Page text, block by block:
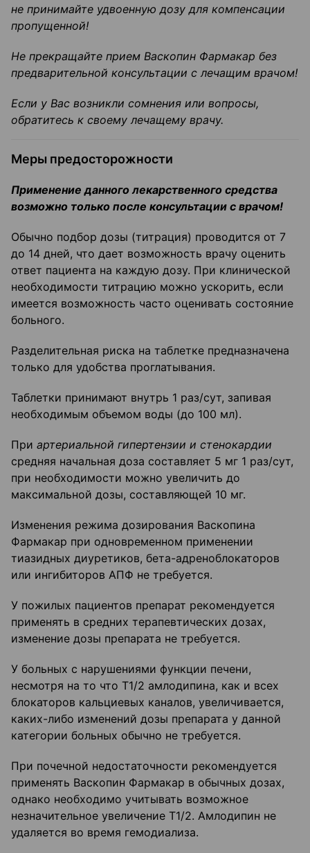
не принимайте удвоенную дозу для компенсации
пропущенной!
Не прекращайте прием Васкопин Фармакар без
предварительной консультации с лечащим врачом!
Если у Вас возникли сомнения или вопросы,
обратитесь к своему лечащему врачу.
Меры предосторожности
Применение данного лекарственного средства
возможно только после консультации с врачом!
Обычно подбор дозы (титрация) проводится от 7
до 14 дней, что дает возможность врачу оценить
ответ пациента на каждую дозу. При клинической
необходимости титрацию можно ускорить, если
имеется возможность часто оценивать состояние
больного.
Разделительная риска на таблетке предназначена
только для удобства проглатывания.
Таблетки принимают внутрь 1 раз/сут, запивая
необходимым объемом воды (до 100 мл).
При артериальной гипертензии и стенокардии
средняя начальная доза составляет 5 мг 1 раз/сут,
при необходимости можно увеличить до
максимальной дозы, составляющей 10 мг.
Изменения режима дозирования Васкопина
Фармакар при одновременном применении
тиазидных диуретиков, бета-адреноблокаторов
или ингибиторов АПФ не требуется.
У пожилых пациентов препарат рекомендуется
применять в средних терапевтических дозах,
изменение дозы препарата не требуется.
У больных с нарушениями функции печени,
несмотря на то что Т1/2 амлодипина, как и всех
блокаторов кальциевых каналов, увеличивается,
каких-либо изменений дозы препарата у данной
категории больных обычно не требуется.
При почечной недостаточности рекомендуется
применять Васкопин Фармакар в обычных дозах,
однако необходимо учитывать возможное
незначительное увеличение Т1/2. Амлодипин не
удаляется во время гемодиализа.